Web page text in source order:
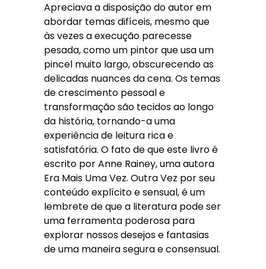
Apreciava a disposição do autor em
abordar temas difíceis, mesmo que
às vezes a execução parecesse
pesada, como um pintor que usa um
pincel muito largo, obscurecendo as
delicadas nuances da cena. Os temas
de crescimento pessoal e
transformação são tecidos ao longo
da história, tornando-a uma
experiência de leitura rica e
satisfatória. O fato de que este livro é
escrito por Anne Rainey, uma autora
Era Mais Uma Vez. Outra Vez por seu
conteúdo explícito e sensual, é um
lembrete de que a literatura pode ser
uma ferramenta poderosa para
explorar nossos desejos e fantasias
de uma maneira segura e consensual.